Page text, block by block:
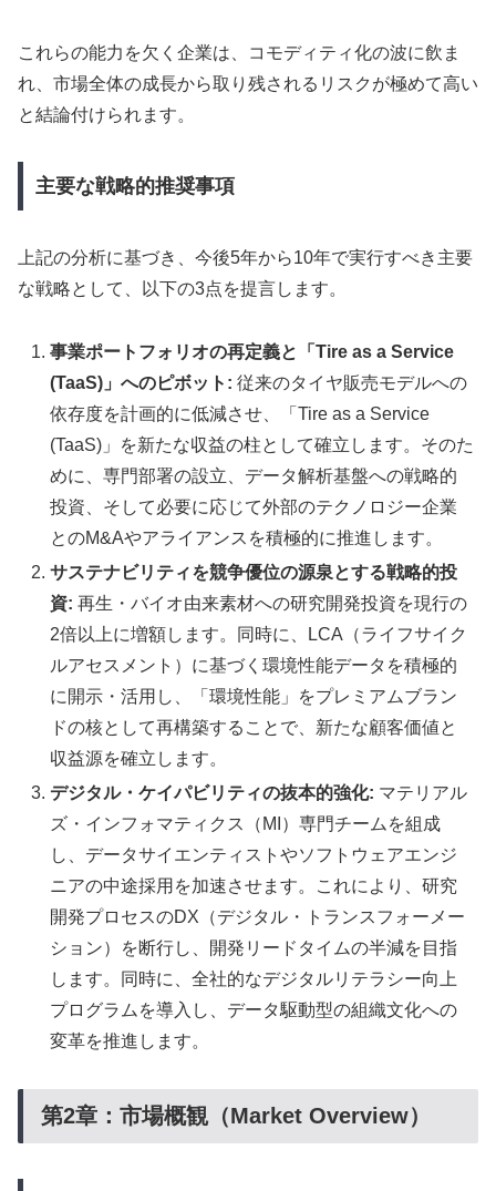
これらの能力を欠く企業は、コモディティ化の波に飲ま
れ、市場全体の成長から取り残されるリスクが極めて高い
と結論付けられます。
主要な戦略的推奨事項
上記の分析に基づき、今後5年から10年で実行すべき主要
な戦略として、以下の3点を提言します。
事業ポートフォリオの再定義と「Tire as a Service
(TaaS)」へのピボット: 従来のタイヤ販売モデルへの
依存度を計画的に低減させ、「Tire as a Service
(TaaS)」を新たな収益の柱として確立します。そのた
めに、専門部署の設立、データ解析基盤への戦略的
投資、そして必要に応じて外部のテクノロジー企業
とのM&Aやアライアンスを積極的に推進します。
サステナビリティを競争優位の源泉とする戦略的投
資: 再生・バイオ由来素材への研究開発投資を現行の
2倍以上に増額します。同時に、LCA（ライフサイク
ルアセスメント）に基づく環境性能データを積極的
に開示・活用し、「環境性能」をプレミアムブラン
ドの核として再構築することで、新たな顧客価値と
収益源を確立します。
デジタル・ケイパビリティの抜本的強化: マテリアル
ズ・インフォマティクス（MI）専門チームを組成
し、データサイエンティストやソフトウェアエンジ
ニアの中途採用を加速させます。これにより、研究
開発プロセスのDX（デジタル・トランスフォーメー
ション）を断行し、開発リードタイムの半減を目指
します。同時に、全社的なデジタルリテラシー向上
プログラムを導入し、データ駆動型の組織文化への
変革を推進します。
第2章：市場概観（Market Overview）